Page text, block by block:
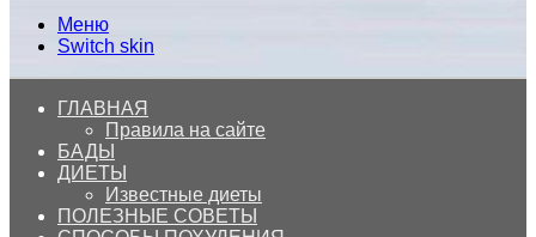
Меню
Switch skin
ГЛАВНАЯ
Правила на сайте
БАДЫ
ДИЕТЫ
Известные диеты
ПОЛЕЗНЫЕ СОВЕТЫ